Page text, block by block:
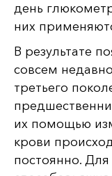
день
них
В результате
совсем
третьего
их помощью
крови
постоянно. Для